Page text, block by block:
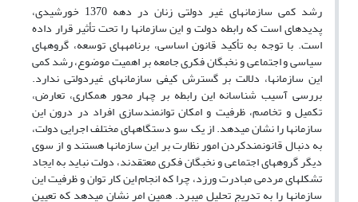
رشد کمی سازمان‏های غیر دولتی زنان در دهه 1370 خورشیدی،
پدیده‏ای است که رابطه دولت و این سازمان‏ها را تحت تأثیر قرار داده
است. با توجه به تأکید قانون اساسی، برنامه‏های توسعه، گروه‏های
سیاسی و اجتماعی و نخبگان فکری جامعه بر اهمیت موضوع، رشد کمی
این سازمان‏ها، دلالت بر گسترش کیفی سازمان‏های غیردولتی ندارد.
بررسی آسیب شناسانه این رابطه بر چهار محور همکاری، تعارض،
تکمیل و تخاصم، ظرفیت و امکان توانمندسازی افراد در درون این
سازمان‏ها را نشان می‏دهد. از یک سو دستگاه‏های مختلف اجرایی دولت،
به دنبال قانونمندکردن امور نظارت بر این سازمان‏ها هستند و از سوی
دیگر گروه‏های اجتماعی و نخبگان فکری معتقدند، دولت نباید به ایجاد
تشکل‏های مردمی مبادرت ورزد، چرا که انجام این کار توان و ظرفیت این
سازمان‏ها را به تدریج تحلیل می‏برد. همین امر نشان می‏دهد که تعیین